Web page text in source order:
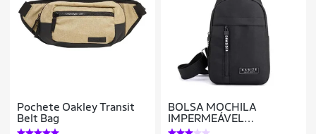
Pochete Oakley Transit
Belt Bag
BOLSA MOCHILA
IMPERMEÁVEL
TRANSVERSAL